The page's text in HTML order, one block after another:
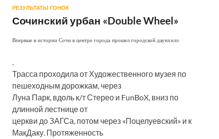
РЕЗУЛЬТАТЫ ГОНОК
Сочинский урбан «Double Wheel»
Впервые в истории Сочи в центре города прошел городской даунхилл
.
Трасса проходила от Художественного музея по
пешеходным дорожкам, через
Луна Парк, вдоль к/т Стерео и FunBoX, вниз по
длинной лестнице от
церкви до ЗАГСа, потом через «Поцелуевский» и к
МакДаку. Протяженность